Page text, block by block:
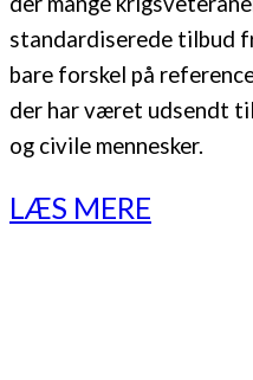
standardiserede tilbud
bare forskel på
der har været udsendt
og civile mennesker.
LÆS MERE